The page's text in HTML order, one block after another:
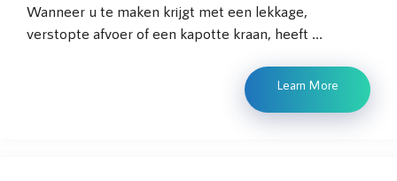
Wanneer u te maken krijgt met een lekkage,
verstopte afvoer of een kapotte kraan, heeft …
Learn More